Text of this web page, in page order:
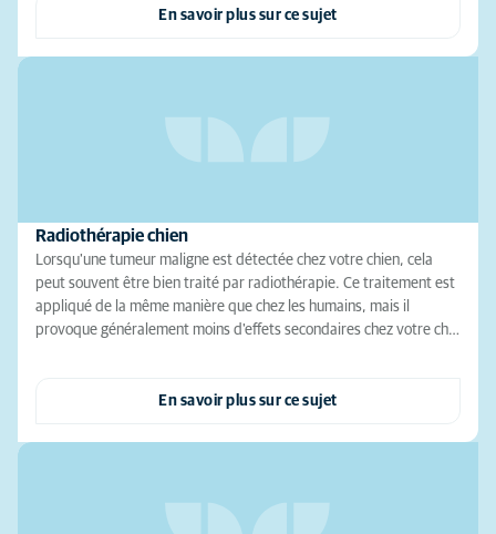
En savoir plus sur ce sujet
Radiothérapie chien
Lorsqu'une tumeur maligne est détectée chez votre chien, cela
peut souvent être bien traité par radiothérapie. Ce traitement est
appliqué de la même manière que chez les humains, mais il
provoque généralement moins d'effets secondaires chez votre ch…
En savoir plus sur ce sujet